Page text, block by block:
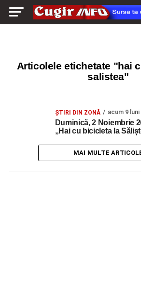
Articolele etichetate "hai
salistea"
ŞTIRI DIN ZONĂ acum 9 luni
Duminică, 2 Noiembrie
„Hai cu bicicleta la
MAI MULTE